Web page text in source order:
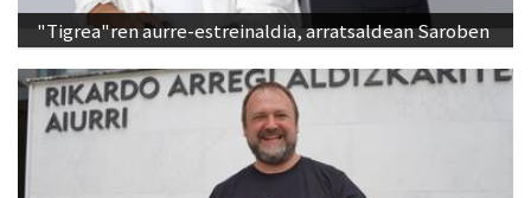
"Tigrea"ren aurre-estreinaldia, arratsaldean Saroben